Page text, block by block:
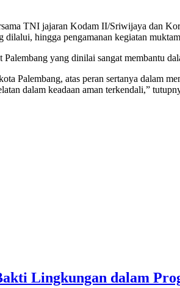
TNI jajaran Kodam II/Sriwijaya dan
hingga pengamanan kegiatan
yang dinilai sangat membantu
Palembang, atas peran sertanya dalam
dalam keadaan aman terkendali,”
Lingkungan dalam